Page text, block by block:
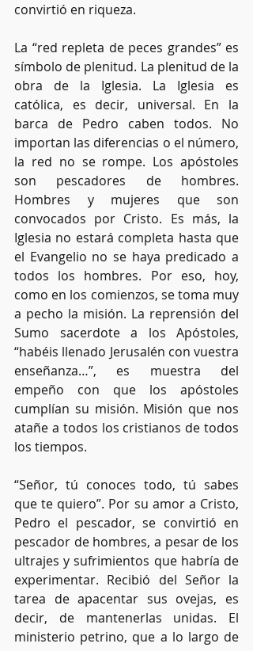
convirtió en riqueza.
La “red repleta de peces grandes” es
símbolo de plenitud. La plenitud de la
obra de la Iglesia. La Iglesia es
católica, es decir, universal. En la
barca de Pedro caben todos. No
importan las diferencias o el número,
la red no se rompe. Los apóstoles
son pescadores de hombres.
Hombres y mujeres que son
convocados por Cristo. Es más, la
Iglesia no estará completa hasta que
el Evangelio no se haya predicado a
todos los hombres. Por eso, hoy,
como en los comienzos, se toma muy
a pecho la misión. La reprensión del
Sumo sacerdote a los Apóstoles,
“habéis llenado Jerusalén con vuestra
enseñanza…”, es muestra del
empeño con que los apóstoles
cumplían su misión. Misión que nos
atañe a todos los cristianos de todos
los tiempos.
“Señor, tú conoces todo, tú sabes
que te quiero”. Por su amor a Cristo,
Pedro el pescador, se convirtió en
pescador de hombres, a pesar de los
ultrajes y sufrimientos que habría de
experimentar. Recibió del Señor la
tarea de apacentar sus ovejas, es
decir, de mantenerlas unidas. El
ministerio petrino, que a lo largo de